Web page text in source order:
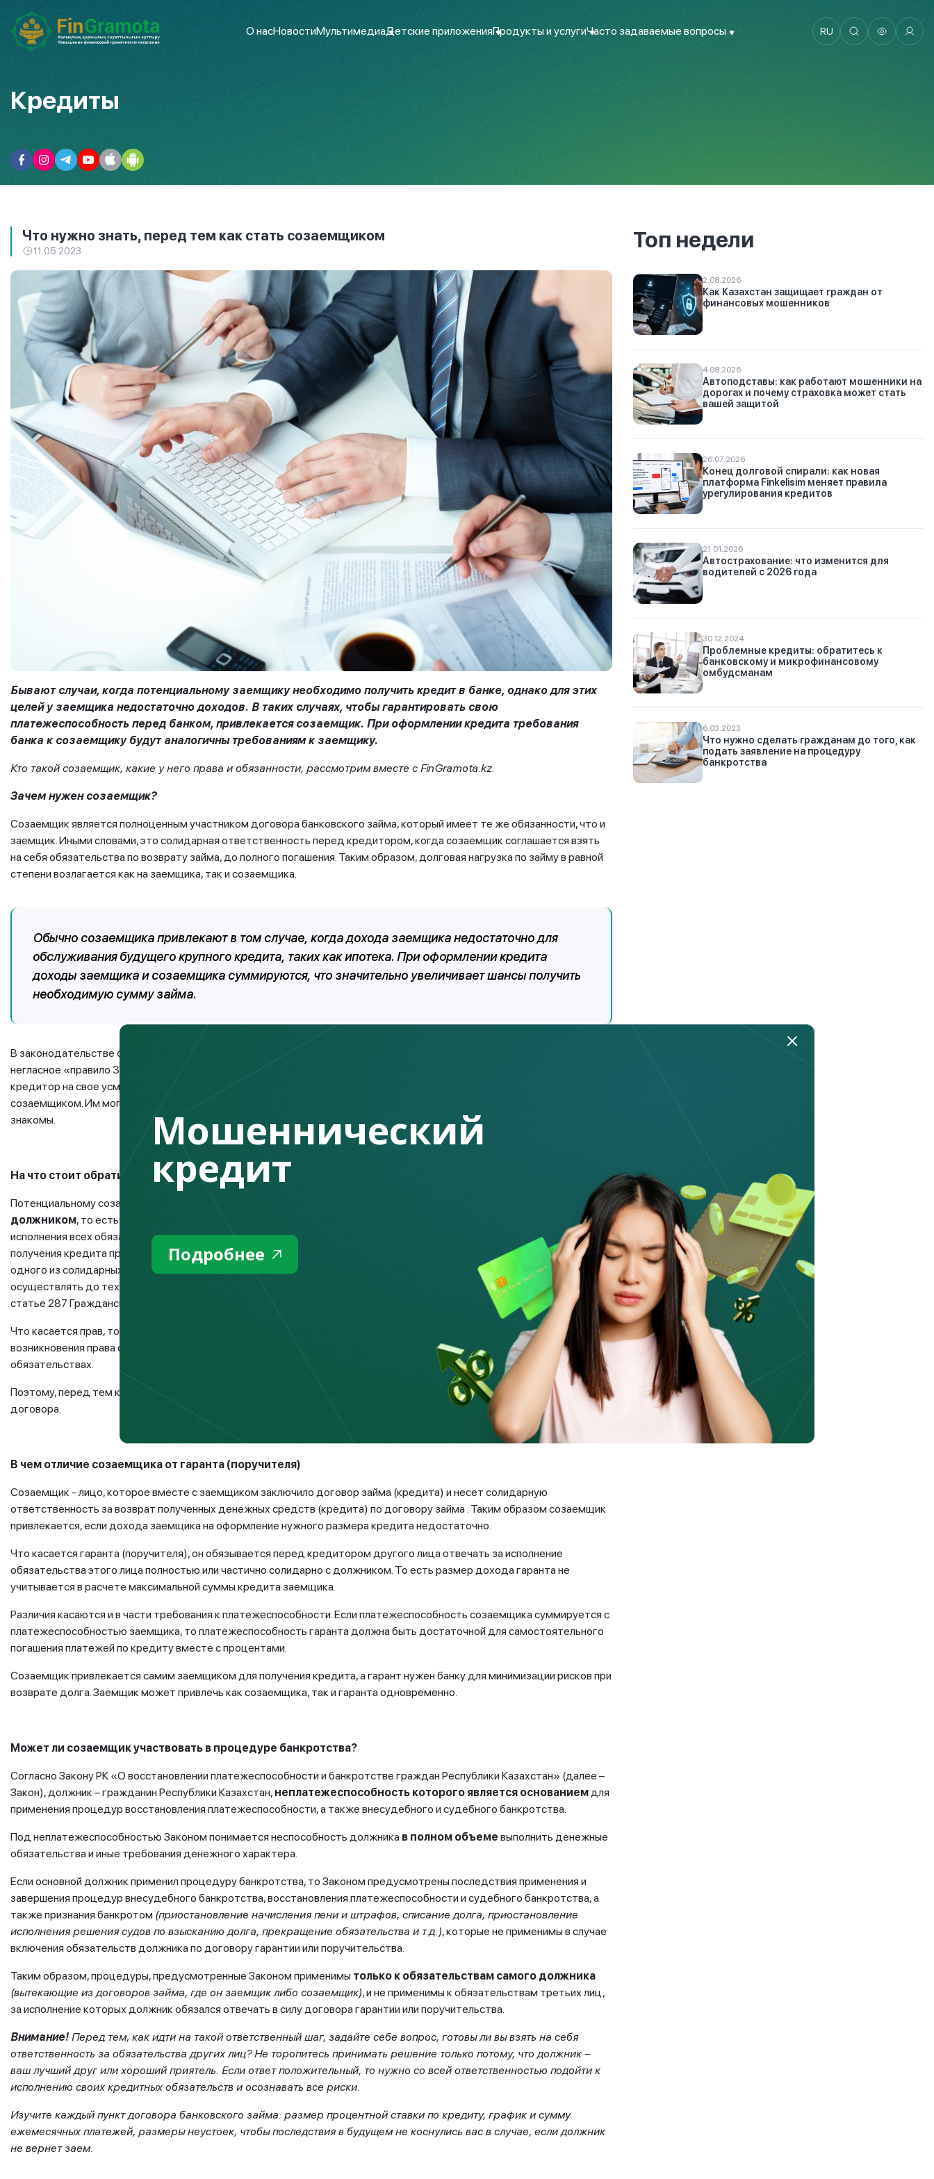
О насНовостиМультимедиаДетские приложенияПродукты и услугиЧасто задаваемые вопросы RU
Кредиты
Что нужно знать, перед тем как стать созаемщиком
11.05.2023
Бывают случаи, когда потенциальному заемщику необходимо получить кредит в банке, однако для этих
целей у заемщика недостаточно доходов. В таких случаях, чтобы гарантировать свою
платежеспособность перед банком, привлекается созаемщик. При оформлении кредита требования
банка к созаемщику будут аналогичны требованиям к заемщику.
Кто такой созаемщик, какие у него права и обязанности, рассмотрим вместе с FinGramota.kz.
Зачем нужен созаемщик?
Созаемщик является полноценным участником договора банковского займа, который имеет те же обязанности, что и
заемщик. Иными словами, это солидарная ответственность перед кредитором, когда созаемщик соглашается взять
на себя обязательства по возврату займа, до полного погашения. Таким образом, долговая нагрузка по займу в равной
степени возлагается как на заемщика, так и созаемщика.
Обычно созаемщика привлекают в том случае, когда дохода заемщика недостаточно для
обслуживания будущего крупного кредита, таких как ипотека. При оформлении кредита
доходы заемщика и созаемщика суммируются, что значительно увеличивает шансы получить
необходимую сумму займа.
В законодательстве ограничений по количеству привлекающих лиц в качестве созаемщиков нет. Однако существует
негласное «правило 3-х», когда разрешается привлечь до 3-х созаемщиков. Здесь так же стоит учесть условия банка:
кредитор на свое усмотрение может устанавливать ограничения по количеству людей, которые могут выступать
созаемщиком. Им могут быть близкие родственники (супруги, дети, родители и так далее) или те, с кем вы хорошо
знакомы.
На что стоит обратить внимание?
Потенциальному созаемщику надо помнить, что обязательства перед кредитором он будет нести
должником, то есть он выступает равноправным участником займа, с которого банк имеет право требовать
исполнения всех обязательств, в случае если основной должник неспособен исполнять свои обязательства. Если для
получения кредита привлечены несколько созаемщиков, то кредитор, не получивший полного удовлетворения от
одного из солидарных должников, может требовать недополученное от остальных. И выплаты необходимо будет
осуществлять до тех пор, пока обязательство по займу не будет исполнено полностью. Данная норма прописана в
статье 287 Гражданского кодекса РК.
Что касается прав, то созаемщик имеет право стать совладельцем приобретаемого имущества. Однако для
возникновения права собственности жилья, необходимо заключить специальный договор с заемщиком о взаимных
обязательствах.
Поэтому, перед тем как подписывать кредитный договор, внимательно ознакомьтесь с каждым пунктом условий
договора.
В чем отличие созаемщика от гаранта (поручителя)
Созаемщик - лицо, которое вместе с заемщиком заключило договор займа (кредита) и несет солидарную
ответственность за возврат полученных денежных средств (кредита) по договору займа . Таким образом созаемщик
привлекается, если дохода заемщика на оформление нужного размера кредита недостаточно.
Что касается гаранта (поручителя), он обязывается перед кредитором другого лица отвечать за исполнение
обязательства этого лица полностью или частично солидарно с должником. То есть размер дохода гаранта не
учитывается в расчете максимальной суммы кредита заемщика.
Различия касаются и в части требования к платежеспособности. Если платежеспособность созаемщика суммируется с
платежеспособностью заемщика, то платежеспособность гаранта должна быть достаточной для самостоятельного
погашения платежей по кредиту вместе с процентами.
Созаемщик привлекается самим заемщиком для получения кредита, а гарант нужен банку для минимизации рисков при
возврате долга. Заемщик может привлечь как созаемщика, так и гаранта одновременно.
Может ли созаемщик участвовать в процедуре банкротства?
Согласно Закону РК «О восстановлении платежеспособности и банкротстве граждан Республики Казахстан» (далее –
Закон), должник – гражданин Республики Казахстан, неплатежеспособность которого является основанием для
применения процедур восстановления платежеспособности, а также внесудебного и судебного банкротства.
Под неплатежеспособностью Законом понимается неспособность должника в полном объеме выполнить денежные
обязательства и иные требования денежного характера.
Если основной должник применил процедуру банкротства, то Законом предусмотрены последствия применения и
завершения процедур внесудебного банкротства, восстановления платежеспособности и судебного банкротства, а
также признания банкротом (приостановление начисления пени и штрафов, списание долга, приостановление
исполнения решения судов по взысканию долга, прекращение обязательства и т.д.), которые не применимы в случае
включения обязательств должника по договору гарантии или поручительства.
Таким образом, процедуры, предусмотренные Законом применимы только к обязательствам самого должника
(вытекающие из договоров займа, где он заемщик либо созаемщик), и не применимы к обязательствам третьих лиц,
за исполнение которых должник обязался отвечать в силу договора гарантии или поручительства.
Внимание!Перед тем, как идти на такой ответственный шаг, задайте себе вопрос, готовы ли вы взять на себя
ответственность за обязательства других лиц? Не торопитесь принимать решение только потому, что должник –
ваш лучший друг или хороший приятель. Если ответ положительный, то нужно со всей ответственностью подойти к
исполнению своих кредитных обязательств и осознавать все риски.
Изучите каждый пункт договора банковского займа: размер процентной ставки по кредиту, график и сумму
ежемесячных платежей, размеры неустоек, чтобы последствия в будущем не коснулись вас в случае, если должник
не вернет заем.
Топ недели
2.08.2026
Как Казахстан защищает граждан от
финансовых мошенников
4.08.2026
Автоподставы: как работают мошенники на
дорогах и почему страховка может стать
вашей защитой
26.07.2026
Конец долговой спирали: как новая
платформа Finkelisim меняет правила
урегулирования кредитов
21.01.2026
Автострахование: что изменится для
водителей с 2026 года
30.12.2024
Проблемные кредиты: обратитесь к
банковскому и микрофинансовому
омбудсманам
6.03.2023
Что нужно сделать гражданам до того, как
подать заявление на процедуру
банкротства
Мошеннический
кредит
Подробнее